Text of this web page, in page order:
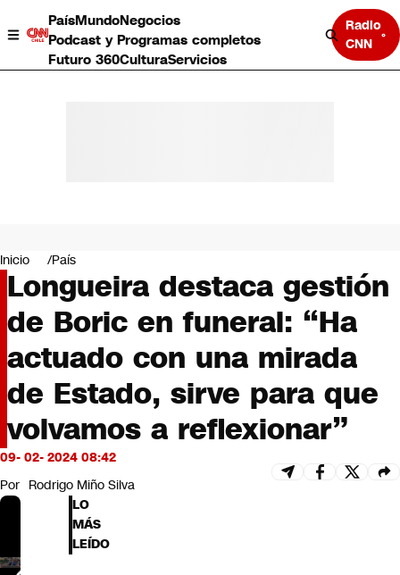
PaísMundoNegocios
Podcast y Programas completos
Futuro 360CulturaServicios
Radio
CNN
Negocios
Deportes
Programas completos
Cultura
Servicios
Bits
CNN tiempo
Futuro 360
Opinión
Inicio País
Longueira destaca gestión
de Boric en funeral: “Ha
actuado con una mirada
de Estado, sirve para que
volvamos a reflexionar”
09- 02- 2024 08:42
Por Rodrigo Miño Silva
LO
MÁS
LEÍDO